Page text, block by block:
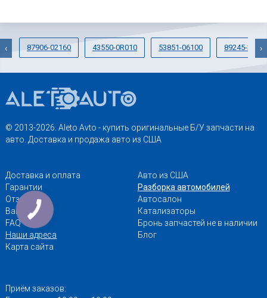
87906-02160 43550-0R010 53851-06100 89245-
‹ ›
© 2013-2026. Aleto Avto - купить оригинальные Б/У запчасти на
авто. Доставка и продажа авто из США
Доставка и оплата
Гарантии
Отзывы
Вакансии
FAQ
Наши адреса
Карта сайта
Авто из США
Разборка автомобилей
Автосалон
Катализаторы
Бронь запчастей не в наличии
Блог
Приём заказов: